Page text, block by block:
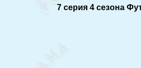
7 серия 4 сезона